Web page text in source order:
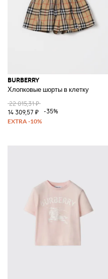
BURBERRY
Хлопковые шорты в клетку
22 015,31 ₽
14 309,57 ₽
-35%